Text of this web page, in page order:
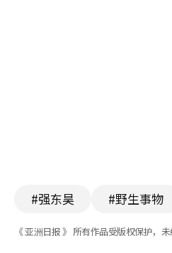
#强东昊 #野生事物
《 亚洲日报 》 所有作品受版权保护，